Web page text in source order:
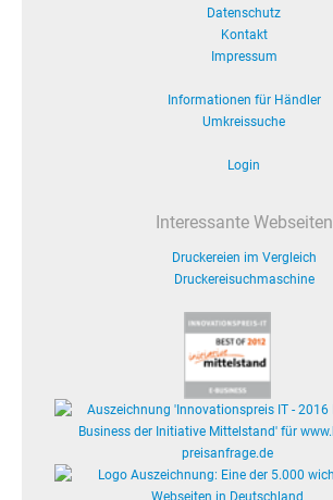
Datenschutz
Kontakt
Impressum
Informationen für Händler
Umkreissuche
Login
Interessante Webseiten
Druckereien im Vergleich
Druckereisuchmaschine